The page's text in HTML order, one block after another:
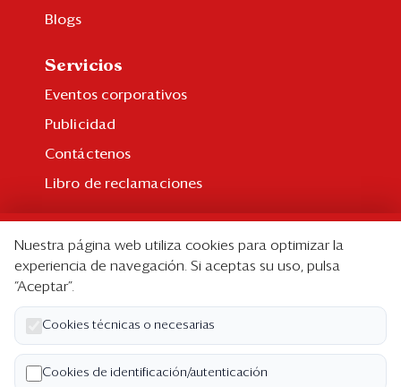
Blogs
Servicios
Eventos corporativos
Publicidad
Contáctenos
Libro de reclamaciones
Suscripción individual
Paquetes corporativos
Edición Impresa
Nosotros
Nuestra página web utiliza cookies para optimizar la
experiencia de navegación. Si aceptas su uso, pulsa
“Aceptar”.
Cookies técnicas o necesarias
Cookies de identificación/autenticación